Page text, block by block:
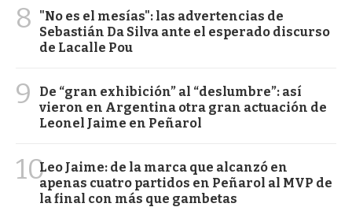
8
"No es el mesías": las advertencias de
Sebastián Da Silva ante el esperado discurso
de Lacalle Pou
9
De “gran exhibición” al “deslumbre”: así
vieron en Argentina otra gran actuación de
Leonel Jaime en Peñarol
10Leo Jaime: de la marca que alcanzó en
apenas cuatro partidos en Peñarol al MVP de
la final con más que gambetas